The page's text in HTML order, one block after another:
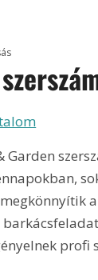
Garden
profi